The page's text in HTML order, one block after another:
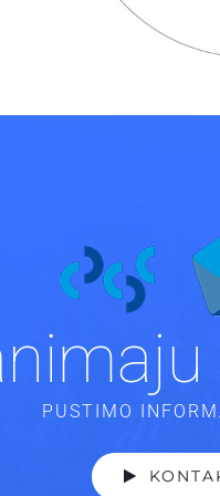
PUSTIMO